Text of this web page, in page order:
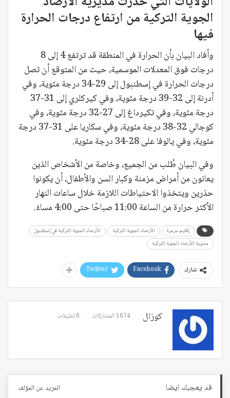
الجوية التركية من ارتفاع درجات الحرارة
فيها
وأفاد البيان بأن الحرارة في المنطقة قد ترتفع 4 إلى 8
درجات فوق المعدلات الموسمية، حيث من المتوقع أن تصل
درجات الحرارة في إسطنبول إلى 29-34 درجة مئوية، وفي
أدرنة إلى 32-39 درجة مئوية، وفي كيركلري إلى 31-37
درجة مئوية، وفي تكيرداغ إلى 27-32 درجة مئوية، وفي
كوجالي 32-38 درجة مئوية، وفي سكاريا على 31-37 درجة
مئوية، وفي يالوفا على 28-34 درجة مئوية.
وفي البيان طُلب من الجميع، وخاصة من الأشخاص الذين
يعانون من أمراض مزمنة وكبار السن والأطفال، أن يكونوا
حذرين ويتخذوا الاحتياطات اللازمة خلال ساعات النهار
الأكثر حرارة من الساعة 11:00 صباحًا حتى 4:00 مساءً.
إقليم مرمرة الأرصاد الجوية التركية
الأرصاد الجوية التركية في إسطنبول
مديرية الأرصاد الجوية التركية
شارك Facebook
Twitter
كوزال 1674 المشاركات 0 تعليقات
قد يعجبك ايضا المزيد عن المؤلف